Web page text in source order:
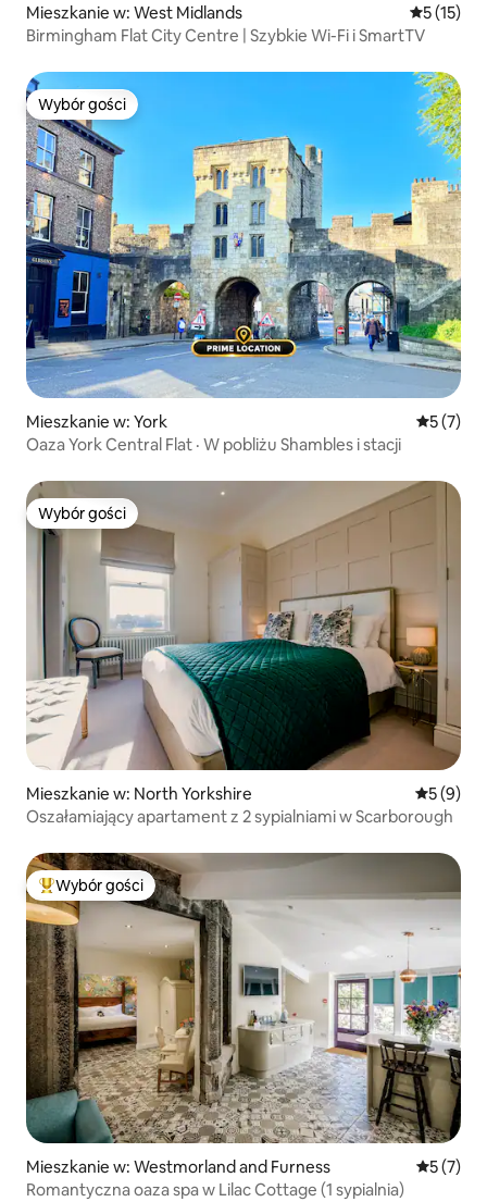
Mieszkanie w: West Midlands Średnia
5 (15)
Birmingham Flat City Centre | Szybkie Wi-Fi i SmartTV
Wybór gości
Wybór gości
Mieszkanie w: York Średnia
5 (7)
Oaza York Central Flat · W pobliżu Shambles i stacji
Wybór gości
Wybór gości
Mieszkanie w: North Yorkshire Średnia
5 (9)
Oszałamiający apartament z 2 sypialniami w Scarborough
Najpopularniejsze z kategorii Wybór gości
Wybór gości
Mieszkanie w: Westmorland and Furness Średnia
5 (7)
Romantyczna oaza spa w Lilac Cottage (1 sypialnia)